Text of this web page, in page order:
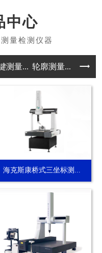
中心
测量... 轮廓测量... 真圆
海克斯康桥式三坐标测...